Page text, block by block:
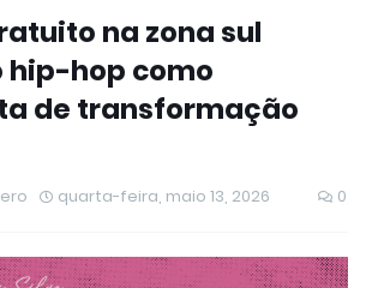
na zona sul
hip-hop como
de transformação
quarta-feira, maio 13, 2026 0